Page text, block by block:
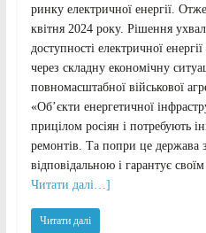
ринку електричної енергії.
квітня 2024 року. Рішення
доступності електричної
через складну економічну
повномасштабної військової
«Об’єкти енергетичної
прицілом росіян і потребують
ремонтів. Та попри це держава
відповідальною і гарантує
Читати далі…]
Читати далі